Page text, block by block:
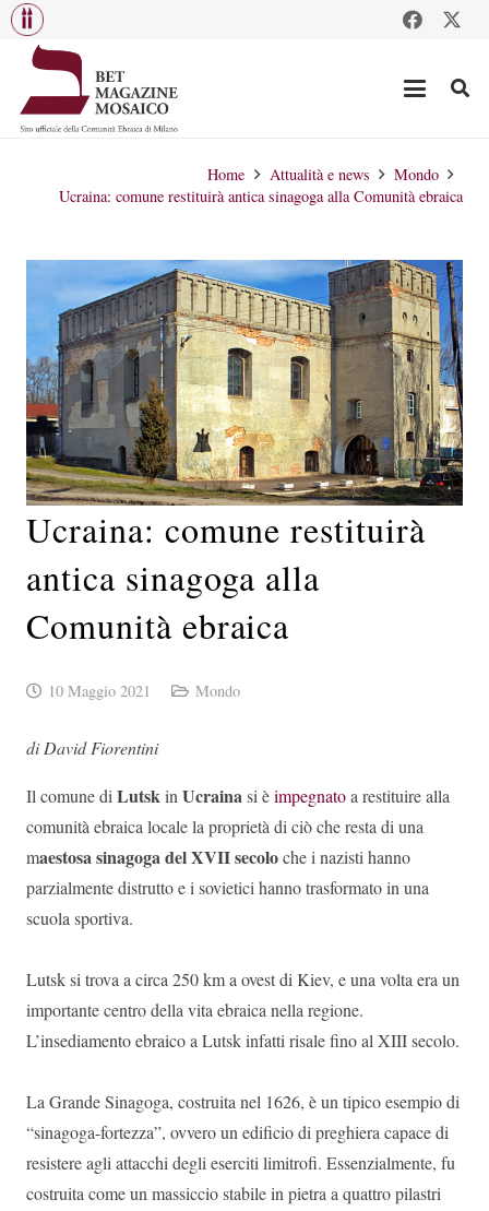
Home Attualità e news
Mondo
Ucraina: comune restituirà antica sinagoga alla Comunità ebraica
Ucraina: comune restituirà
antica sinagoga alla
Comunità ebraica
10 Maggio 2021 Mondo
di David Fiorentini
Il comune diLutskinUcrainasi èimpegnatoa restituire alla
comunità ebraica locale la proprietà di ciò che resta di una
maestosa sinagoga del XVII secoloche i nazisti hanno
parzialmente distrutto e i sovietici hanno trasformato in una
scuola sportiva.
Lutsk si trova a circa 250 km a ovest di Kiev, e una volta era un
importante centro della vita ebraica nella regione.
L’insediamento ebraico a Lutsk infatti risale fino al XIII secolo.
La Grande Sinagoga, costruita nel 1626, è un tipico esempio di
“sinagoga-fortezza”, ovvero un edificio di preghiera capace di
resistere agli attacchi degli eserciti limitrofi. Essenzialmente, fu
costruita come un massiccio stabile in pietra a quattro pilastri